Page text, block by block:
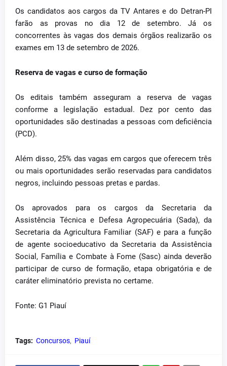
Os candidatos aos cargos da TV Antares e do Detran-PI
farão as provas no dia 12 de setembro. Já os
concorrentes às vagas dos demais órgãos realizarão os
exames em 13 de setembro de 2026.
Reserva de vagas e curso de formação
Os editais também asseguram a reserva de vagas
conforme a legislação estadual. Dez por cento das
oportunidades são destinadas a pessoas com deficiência
(PCD).
Além disso, 25% das vagas em cargos que oferecem três
ou mais oportunidades serão reservadas para candidatos
negros, incluindo pessoas pretas e pardas.
Os aprovados para os cargos da Secretaria da
Assistência Técnica e Defesa Agropecuária (Sada), da
Secretaria da Agricultura Familiar (SAF) e para a função
de agente socioeducativo da Secretaria da Assistência
Social, Família e Combate à Fome (Sasc) ainda deverão
participar de curso de formação, etapa obrigatória e de
caráter eliminatório prevista no certame.
Fonte: G1 Piauí
Tags: Concursos Piauí